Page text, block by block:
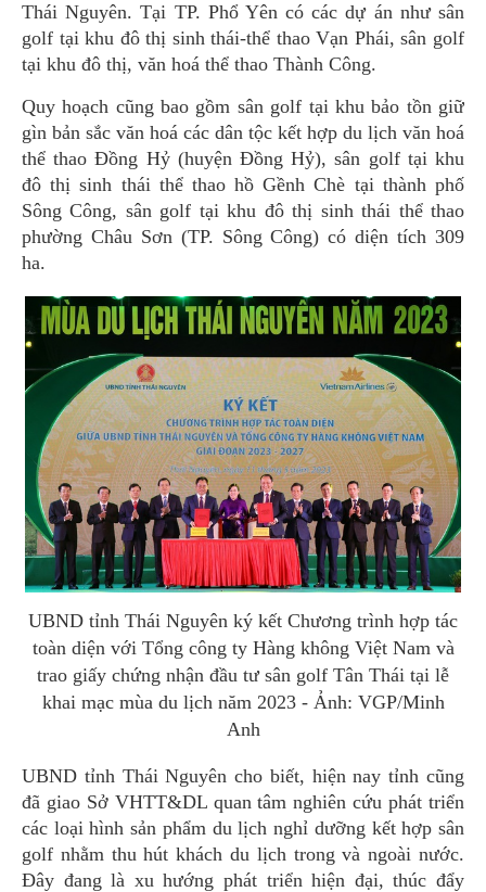
Thái Nguyên. Tại TP. Phổ Yên có các dự án như sân
golf tại khu đô thị sinh thái-thể thao Vạn Phái, sân golf
tại khu đô thị, văn hoá thể thao Thành Công.
Quy hoạch cũng bao gồm sân golf tại khu bảo tồn giữ
gìn bản sắc văn hoá các dân tộc kết hợp du lịch văn hoá
thể thao Đồng Hỷ (huyện Đồng Hỷ), sân golf tại khu
đô thị sinh thái thể thao hồ Gềnh Chè tại thành phố
Sông Công, sân golf tại khu đô thị sinh thái thể thao
phường Châu Sơn (TP. Sông Công) có diện tích 309
ha.
UBND tỉnh Thái Nguyên ký kết Chương trình hợp tác
toàn diện với Tổng công ty Hàng không Việt Nam và
trao giấy chứng nhận đầu tư sân golf Tân Thái tại lễ
khai mạc mùa du lịch năm 2023 - Ảnh: VGP/Minh
Anh
UBND tỉnh Thái Nguyên cho biết, hiện nay tỉnh cũng
đã giao Sở VHTT&DL quan tâm nghiên cứu phát triển
các loại hình sản phẩm du lịch nghỉ dưỡng kết hợp sân
golf nhằm thu hút khách du lịch trong và ngoài nước.
Đây đang là xu hướng phát triển hiện đại, thúc đẩy